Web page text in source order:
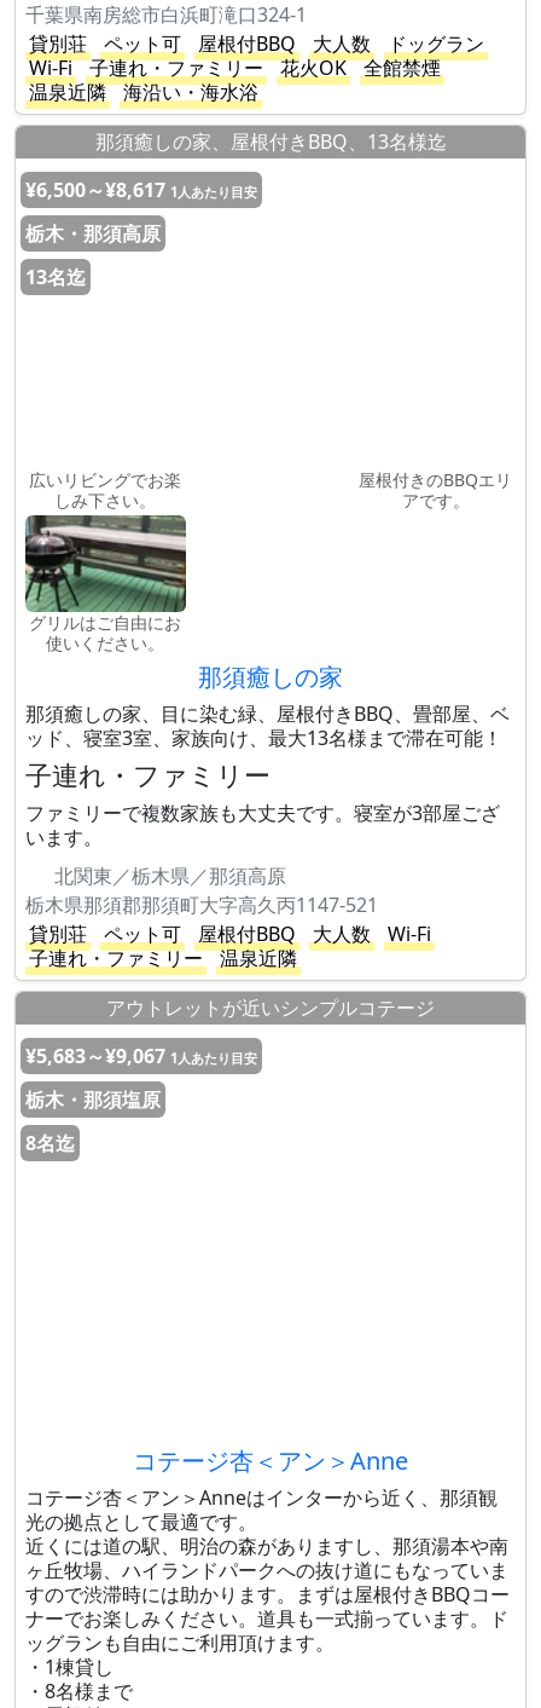
千葉県南房総市白浜町滝口324-1
貸別荘
ペット可 屋根付BBQ 大人数
ドッグラン
Wi-Fi
子連れ・ファミリー 花火OK
全館禁煙
温泉近隣
海沿い・海水浴
那須癒しの家、屋根付きBBQ、13名様迄
¥6,500～¥8,617 1人あたり目安
栃木・那須高原
13名迄
広いリビングでお楽
しみ下さい。
屋根付きのBBQエリ
アです。
グリルはご自由にお
使いください。
那須癒しの家
那須癒しの家、目に染む緑、屋根付きBBQ、畳部屋、ベ
ッド、寝室3室、家族向け、最大13名様まで滞在可能！
子連れ・ファミリー
ファミリーで複数家族も大丈夫です。寝室が3部屋ござ
います。
北関東／栃木県／那須高原
栃木県那須郡那須町大字高久丙1147-521
貸別荘
ペット可 屋根付BBQ 大人数
Wi-Fi
子連れ・ファミリー
温泉近隣
アウトレットが近いシンプルコテージ
¥5,683～¥9,067 1人あたり目安
栃木・那須塩原
8名迄
コテージ杏＜アン＞Anne
コテージ杏＜アン＞Anneはインターから近く、那須観
光の拠点として最適です。
近くには道の駅、明治の森がありますし、那須湯本や南
ヶ丘牧場、ハイランドパークへの抜け道にもなっていま
すので渋滞時には助かります。まずは屋根付きBBQコー
ナーでお楽しみください。道具も一式揃っています。ド
ッグランも自由にご利用頂けます。
・1棟貸し
・8名様まで